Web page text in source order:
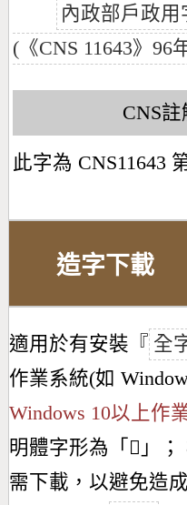
內政部戶政用
(《CNS 11643》96
CNS註
此字為 CNS11643
造字下載
適用於有安裝『 全
作業系統(如
Windows 10以上作
明體字形為「 𣊖 」
需下載，以避免造